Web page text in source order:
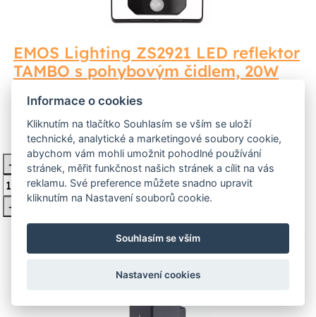
EMOS Lighting ZS2921 LED reflektor
TAMBO s pohybovým čidlem, 20W
LED reflektor TAMBO PIR je vybaven senzorem pohybu
444 Kč
Na dotaz
-
+
Vložit do košíku
Informace o cookies
Kliknutím na tlačítko Souhlasím se vším se uloží
technické, analytické a marketingové soubory cookie,
abychom vám mohli umožnit pohodlné používání
stránek, měřit funkčnost našich stránek a cílit na vás
reklamu. Své preference můžete snadno upravit
kliknutím na Nastavení souborů cookie.
Souhlasím se vším
Nastavení cookies